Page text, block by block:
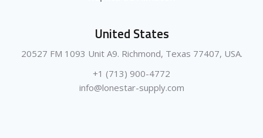
United States
20527 FM 1093 Unit A9. Richmond, Texas 77407, USA.
+1 (713) 900-4772
info@lonestar-supply.com